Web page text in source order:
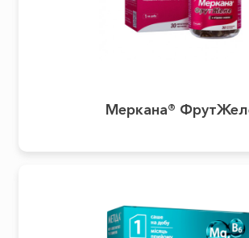
Меркана®